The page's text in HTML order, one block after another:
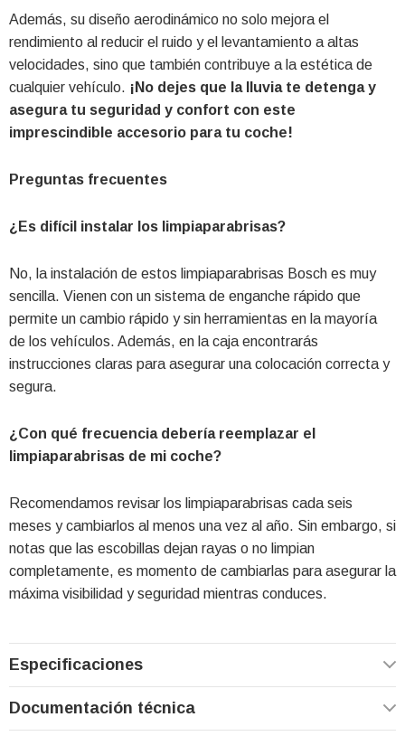
Además, su diseño aerodinámico no solo mejora el
rendimiento al reducir el ruido y el levantamiento a altas
velocidades, sino que también contribuye a la estética de
cualquier vehículo. ¡No dejes que la lluvia te detenga y
asegura tu seguridad y confort con este
imprescindible accesorio para tu coche!
Preguntas frecuentes
¿Es difícil instalar los limpiaparabrisas?
No, la instalación de estos limpiaparabrisas Bosch es muy
sencilla. Vienen con un sistema de enganche rápido que
permite un cambio rápido y sin herramientas en la mayoría
de los vehículos. Además, en la caja encontrarás
instrucciones claras para asegurar una colocación correcta y
segura.
¿Con qué frecuencia debería reemplazar el
limpiaparabrisas de mi coche?
Recomendamos revisar los limpiaparabrisas cada seis
meses y cambiarlos al menos una vez al año. Sin embargo, si
notas que las escobillas dejan rayas o no limpian
completamente, es momento de cambiarlas para asegurar la
máxima visibilidad y seguridad mientras conduces.
Especificaciones
Documentación técnica